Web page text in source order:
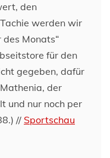
den
werden wir
Monats“
für den
gegeben, dafür
der
und nur noch per
// Sportschau